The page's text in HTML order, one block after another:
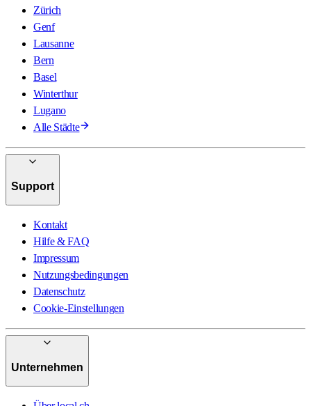
Zürich
Genf
Lausanne
Bern
Basel
Winterthur
Lugano
Alle Städte
Support
Kontakt
Hilfe & FAQ
Impressum
Nutzungsbedingungen
Datenschutz
Cookie-Einstellungen
Unternehmen